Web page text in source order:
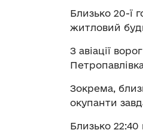
Близько 20-ї
житловий
З авіації
Зокрема,
окупанти
Близько